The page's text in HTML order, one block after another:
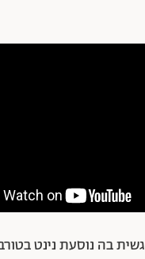
בה נוסעת נינט